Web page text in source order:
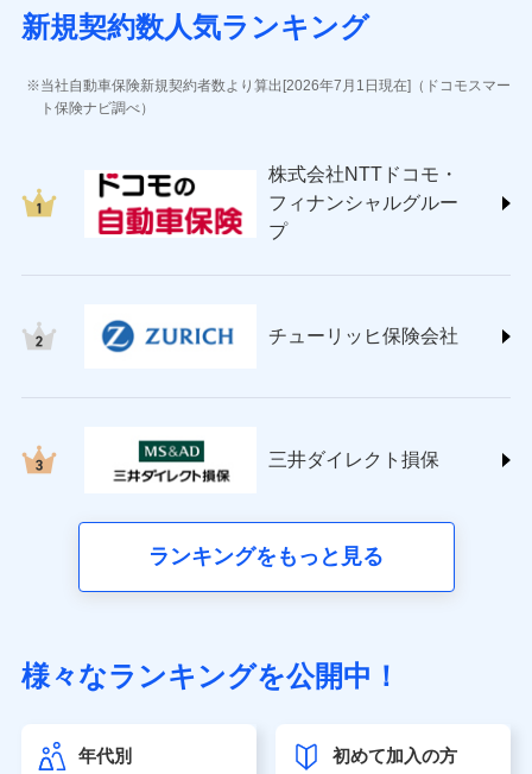
ジェイアイ傷害火災保険株式会社
ソニー損害保険株式会社
(https://www.sonysonpo.co.jp/)
ＳＯＭＰＯダイレクト損害保険株式会社
(https://www.sompo-direct.co.jp/)
チューリッヒ保険会社 (https://www.zurich.co.jp/)
(https://www.nisshinfire.co.jp/)
(https://www.petfamilyins.co.jp/)
ins.com/)
三井ダイレクト損害保険株式会社
（https://www.sonylife.co.jp）
第一ネオ生命保険株式会社（https://neofirst.co.jp/）
新規契約数人気ランキング
当社自動車保険新規契約者数より算出[2026年7月1日現在]（ドコモスマー
ト保険ナビ調べ）
株式会社NTTドコモ・
フィナンシャルグルー
プ
チューリッヒ保険会社
三井ダイレクト損保
ランキングをもっと見る
様々なランキングを公開中！
年代別 初めて加入の方